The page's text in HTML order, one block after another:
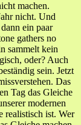
machen.
nicht. Und
ein paar
gathers no
sammelt kein
oder? Auch
sein. Jetzt
Das
Tag das Gleiche
modernen
realistisch ist. Wer